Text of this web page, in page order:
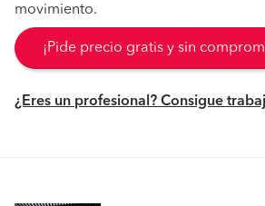
movimiento.
¡Pide precio gratis y sin
¿Eres un profesional? Consigue